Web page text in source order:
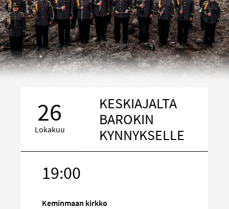
26
Lokakuu
KESKIAJALTA
BAROKIN
KYNNYKSELLE
19:00
Keminmaan kirkko